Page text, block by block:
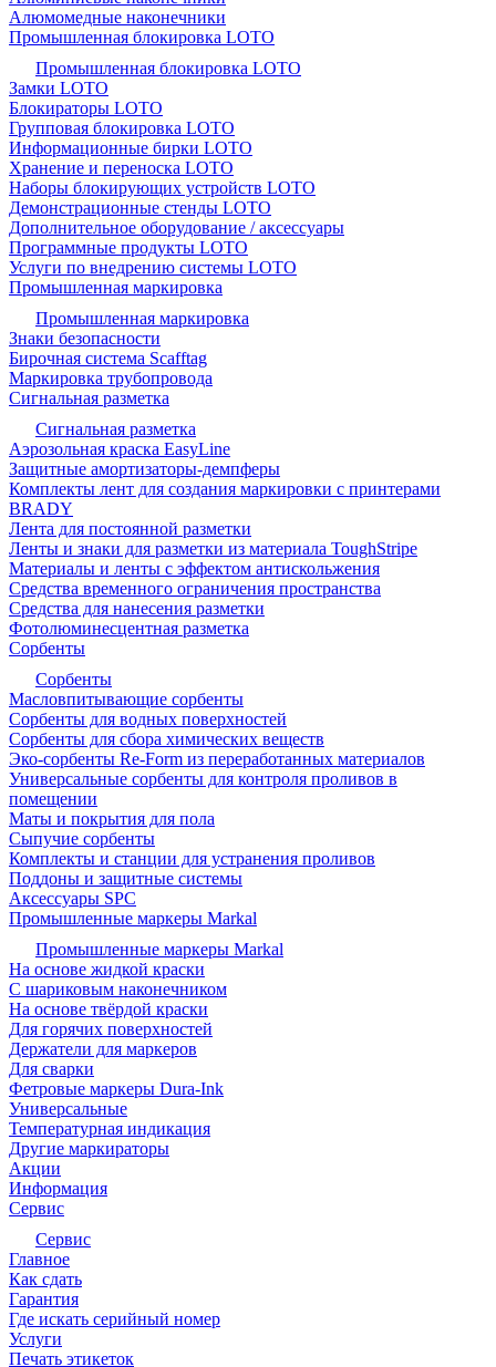
Алюмомедные наконечники
Промышленная блокировка LOTO
Промышленная блокировка LOTO
Замки LOTO
Блокираторы LOTO
Групповая блокировка LOTO
Информационные бирки LOTO
Хранение и переноска LOTO
Наборы блокирующих устройств LOTO
Демонстрационные стенды LOTO
Дополнительное оборудование / аксессуары
Программные продукты LOTO
Услуги по внедрению системы LOTO
Промышленная маркировка
Промышленная маркировка
Знаки безопасности
Бирочная система Scafftag
Маркировка трубопровода
Сигнальная разметка
Сигнальная разметка
Аэрозольная краска EasyLine
Защитные амортизаторы-демпферы
Комплекты лент для создания маркировки с принтерами
BRADY
Лента для постоянной разметки
Ленты и знаки для разметки из материала ToughStripe
Материалы и ленты с эффектом антискольжения
Средства временного ограничения пространства
Средства для нанесения разметки
Фотолюминесцентная разметка
Сорбенты
Сорбенты
Масловпитывающие сорбенты
Сорбенты для водных поверхностей
Сорбенты для сбора химических веществ
Эко-сорбенты Re-Form из переработанных материалов
Универсальные сорбенты для контроля проливов в
помещении
Маты и покрытия для пола
Сыпучие сорбенты
Комплекты и станции для устранения проливов
Поддоны и защитные системы
Аксессуары SPC
Промышленные маркеры Markal
Промышленные маркеры Markal
На основе жидкой краски
С шариковым наконечником
На основе твёрдой краски
Для горячих поверхностей
Держатели для маркеров
Для сварки
Фетровые маркеры Dura-Ink
Универсальные
Температурная индикация
Другие маркираторы
Акции
Информация
Сервис
Сервис
Главное
Как сдать
Гарантия
Где искать серийный номер
Услуги
Печать этикеток